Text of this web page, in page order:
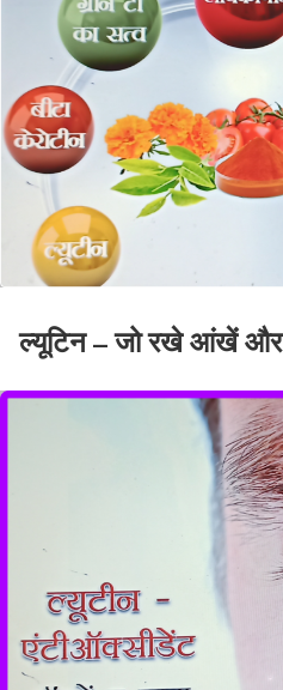
ल्यूटिन – जो रखे आंखें और